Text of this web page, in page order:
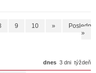
9 10 »
Posledná
»
dnes 3 dni týždeň